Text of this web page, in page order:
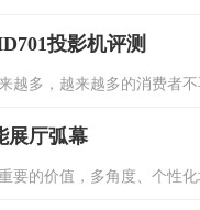
投影机评测
越多，越来越多的消费者
展厅弧幕
要的价值，多角度、个性